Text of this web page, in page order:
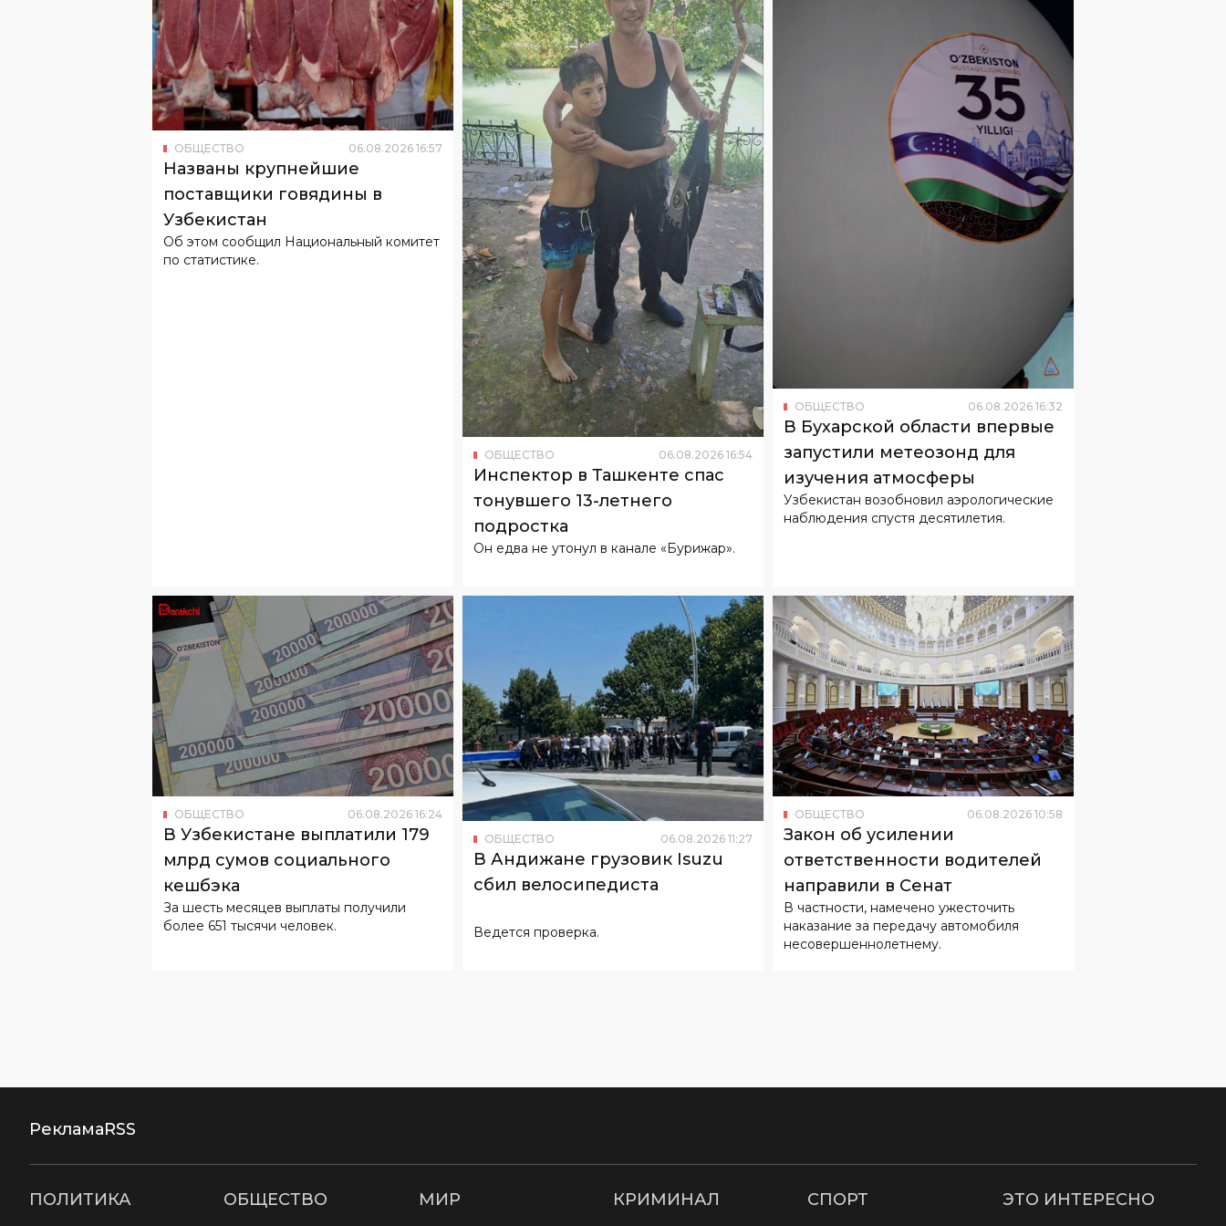
ОБЩЕСТВО 06.08.2026 16 : 57
Названы крупнейшие
поставщики говядины в
Узбекистан
Об этом сообщил Национальный комитет
ОБЩЕСТВО 06. 08 .2026 16: 54
Инспектор в Ташкенте спас
тонувшего 13-летнего
подростка
Он едва не утонул в канале «Бурижар».
32
В Бухарской области впервые
запустили метеозонд для
изучения атмосферы
Узбекистан возобновил аэрологические
ОБЩЕСТВО 06.08.2026 16:24
В Узбекистане выплатили 179
млрд сумов социального
кешбэка
За шесть месяцев выплаты получили
ОБЩЕСТВО 06. 08.2026 11:27
В Андижане грузовик Isuzu
сбил велосипедиста
Ведется проверка.
ОБЩЕСТВО 06.08.2026 10:58
Закон об усилении
ответственности водителей
направили в Сенат
В частности, намечено ужесточить
несовершеннолетнему.
РекламаRSS
ПОЛИТИКА ОБЩЕСТВО МИР КРИМИНАЛ СПОРТ
ЭТО ИНТЕРЕСНО